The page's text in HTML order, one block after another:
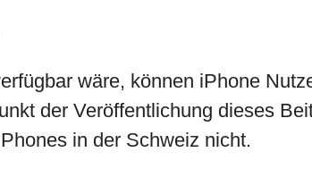
wäre, können iPhone
der Veröffentlichung dieses
in der Schweiz nicht.